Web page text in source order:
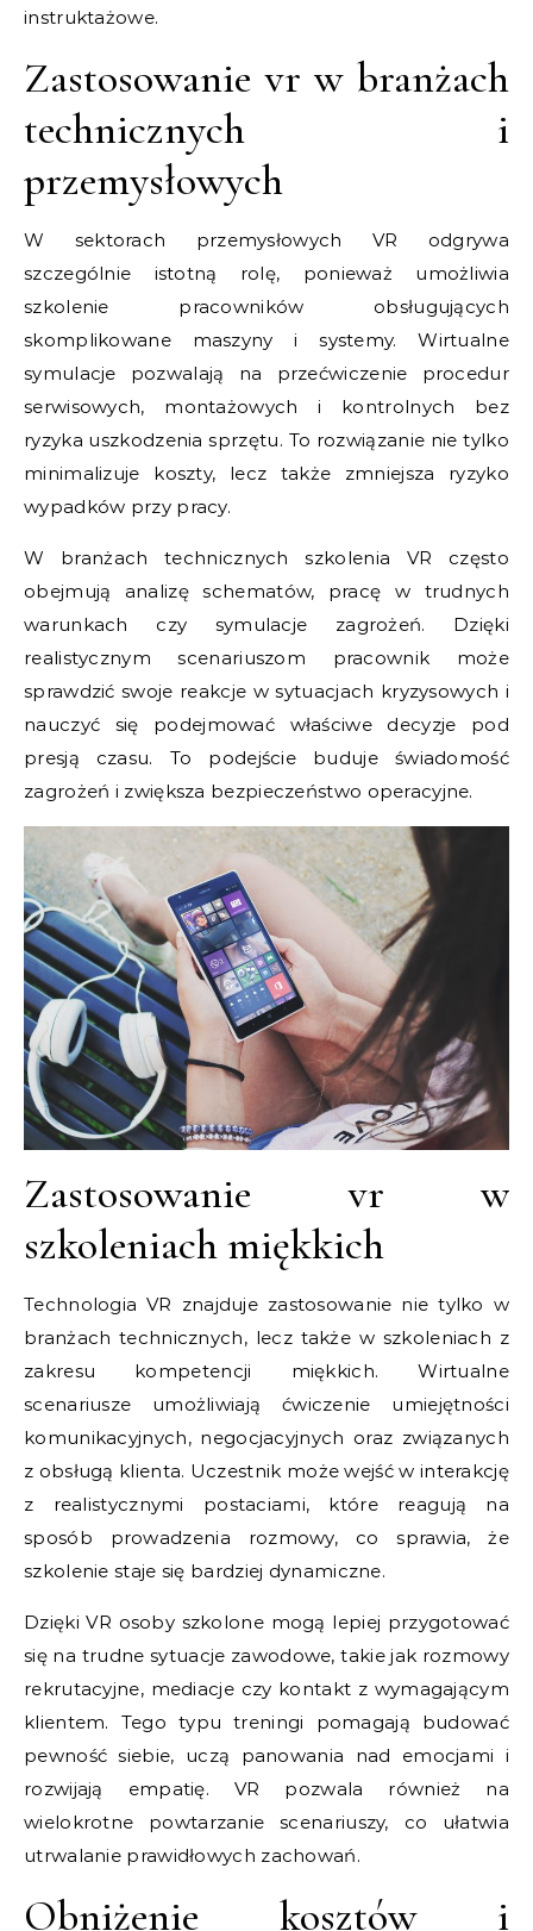
instruktażowe.
Zastosowanie vr w branżach
technicznych i
przemysłowych
W sektorach przemysłowych VR odgrywa
szczególnie istotną rolę, ponieważ umożliwia
szkolenie pracowników obsługujących
skomplikowane maszyny i systemy. Wirtualne
symulacje pozwalają na przećwiczenie procedur
serwisowych, montażowych i kontrolnych bez
ryzyka uszkodzenia sprzętu. To rozwiązanie nie tylko
minimalizuje koszty, lecz także zmniejsza ryzyko
wypadków przy pracy.
W branżach technicznych szkolenia VR często
obejmują analizę schematów, pracę w trudnych
warunkach czy symulacje zagrożeń. Dzięki
realistycznym scenariuszom pracownik może
sprawdzić swoje reakcje w sytuacjach kryzysowych i
nauczyć się podejmować właściwe decyzje pod
presją czasu. To podejście buduje świadomość
zagrożeń i zwiększa bezpieczeństwo operacyjne.
Zastosowanie vr w
szkoleniach miękkich
Technologia VR znajduje zastosowanie nie tylko w
branżach technicznych, lecz także w szkoleniach z
zakresu kompetencji miękkich. Wirtualne
scenariusze umożliwiają ćwiczenie umiejętności
komunikacyjnych, negocjacyjnych oraz związanych
z obsługą klienta. Uczestnik może wejść w interakcję
z realistycznymi postaciami, które reagują na
sposób prowadzenia rozmowy, co sprawia, że
szkolenie staje się bardziej dynamiczne.
Dzięki VR osoby szkolone mogą lepiej przygotować
się na trudne sytuacje zawodowe, takie jak rozmowy
rekrutacyjne, mediacje czy kontakt z wymagającym
klientem. Tego typu treningi pomagają budować
pewność siebie, uczą panowania nad emocjami i
rozwijają empatię. VR pozwala również na
wielokrotne powtarzanie scenariuszy, co ułatwia
utrwalanie prawidłowych zachowań.
Obniżenie kosztów i